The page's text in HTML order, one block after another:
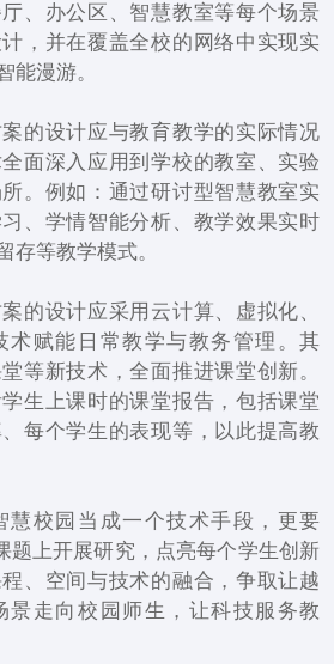
、办公区、智慧教室等每个场景
，并在覆盖全校的网络中实现实
能漫游。
的设计应与教育教学的实际情况
面深入应用到学校的教室、实验
。例如：通过研讨型智慧教室实
、学情智能分析、教学效果实时
存等教学模式。
的设计应采用云计算、虚拟化、
术赋能日常教学与教务管理。其
等新技术，全面推进课堂创新。
生上课时的课堂报告，包括课堂
每个学生的表现等，以此提高教
慧校园当成一个技术手段，更要
题上开展研究，点亮每个学生创新
、空间与技术的融合，争取让越
景走向校园师生，让科技服务教